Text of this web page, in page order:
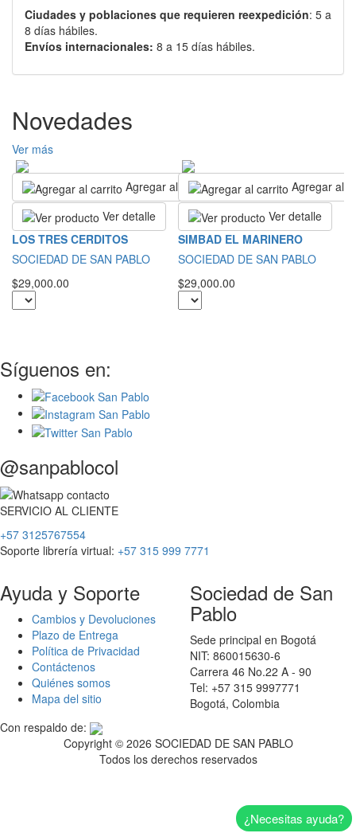
Ciudades y poblaciones que requieren reexpedición: 5 a
8 días hábiles.
Envíos internacionales: 8 a 15 días hábiles.
Novedades
Ver más
Agregar al carrito
Ver detalle
LOS TRES CERDITOS
SOCIEDAD DE SAN PABLO
$29,000.00
Agregar al
Ver detalle
SIMBAD EL MARINERO
SOCIEDAD DE SAN PABLO
$29,000.00
Síguenos en:
@sanpablocol
SERVICIO AL CLIENTE
+57 3125767554
Soporte librería virtual: +57 315 999 7771
Ayuda y Soporte
Cambios y Devoluciones
Plazo de Entrega
Política de Privacidad
Contáctenos
Quiénes somos
Mapa del sitio
Sociedad de San
Pablo
Sede principal en Bogotá
NIT: 860015630-6
Carrera 46 No.22 A - 90
Tel: +57 315 9997771
Bogotá, Colombia
Con respaldo de:
Copyright © 2026 SOCIEDAD DE SAN PABLO
Todos los derechos reservados
¿Necesitas ayuda?